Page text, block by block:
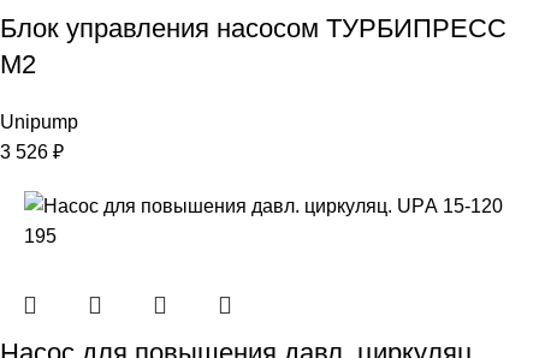
Блок управления насосом ТУРБИПРЕСС
М2
Unipump
3 526 ₽